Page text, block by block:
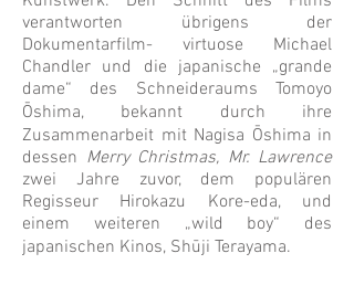
verantworten übrigens der
Dokumentarfilm- virtuose Michael
Chandler und die japanische „grande
dame“ des Schneideraums Tomoyo
Ōshima, bekannt durch ihre
Zusammenarbeit mit Nagisa Ōshima in
dessen Merry Christmas, Mr. Lawrence
zwei Jahre zuvor, dem populären
Regisseur Hirokazu Kore-eda, und
einem weiteren „wild boy“ des
japanischen Kinos, Shūji Terayama.